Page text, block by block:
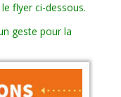
flyer ci-dessous.
geste pour la